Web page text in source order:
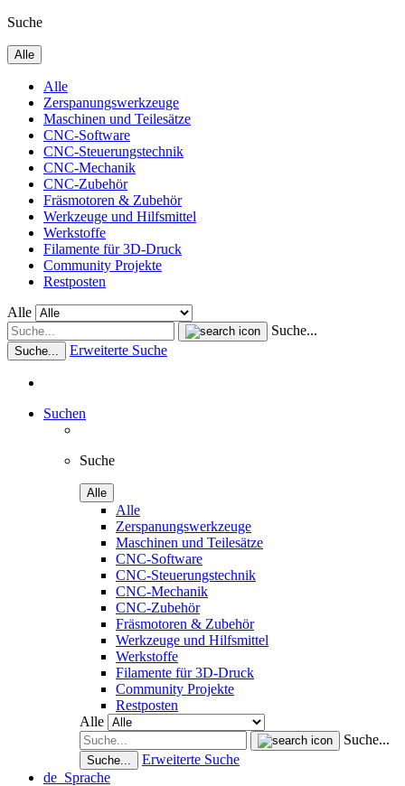
Suche
Alle
Alle
Zerspanungswerkzeuge
Maschinen und Teilesätze
CNC-Software
CNC-Steuerungstechnik
CNC-Mechanik
CNC-Zubehör
Fräsmotoren & Zubehör
Werkzeuge und Hilfsmittel
Werkstoffe
Filamente für 3D-Druck
Community Projekte
Restposten
Alle
Suche...
Suche... Erweiterte Suche
Suchen
Suche
Alle
Alle
Zerspanungswerkzeuge
Maschinen und Teilesätze
CNC-Software
CNC-Steuerungstechnik
CNC-Mechanik
CNC-Zubehör
Fräsmotoren & Zubehör
Werkzeuge und Hilfsmittel
Werkstoffe
Filamente für 3D-Druck
Community Projekte
Restposten
Alle
Suche...
Suche...
Erweiterte Suche
de Sprache